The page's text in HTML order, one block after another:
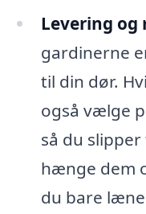
Levering
gardinerne
til din dør.
også vælge
så du
hænge dem
du bare